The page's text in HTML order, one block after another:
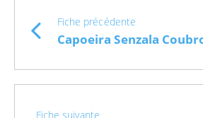
Fiche précédente
Capoeira Senzala
Fiche suivante